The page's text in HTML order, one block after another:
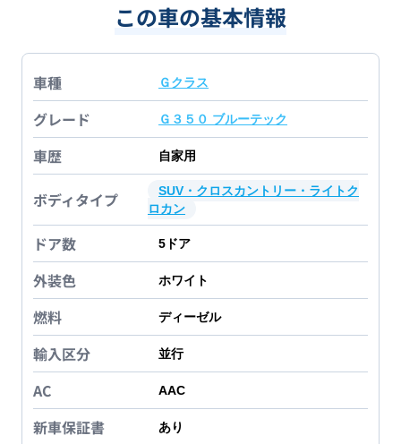
この車の基本情報
車種 Ｇクラス
グレード Ｇ３５０ ブルーテック
車歴 自家用
ボディタイプ
SUV・クロスカントリー・ライトク
ロカン
ドア数 5 ドア
外装色 ホワイト
燃料 ディーゼル
輸入区分 並行
AC AAC
新車保証書 あり